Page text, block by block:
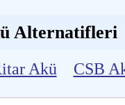
Alternatifleri
Akü CSB